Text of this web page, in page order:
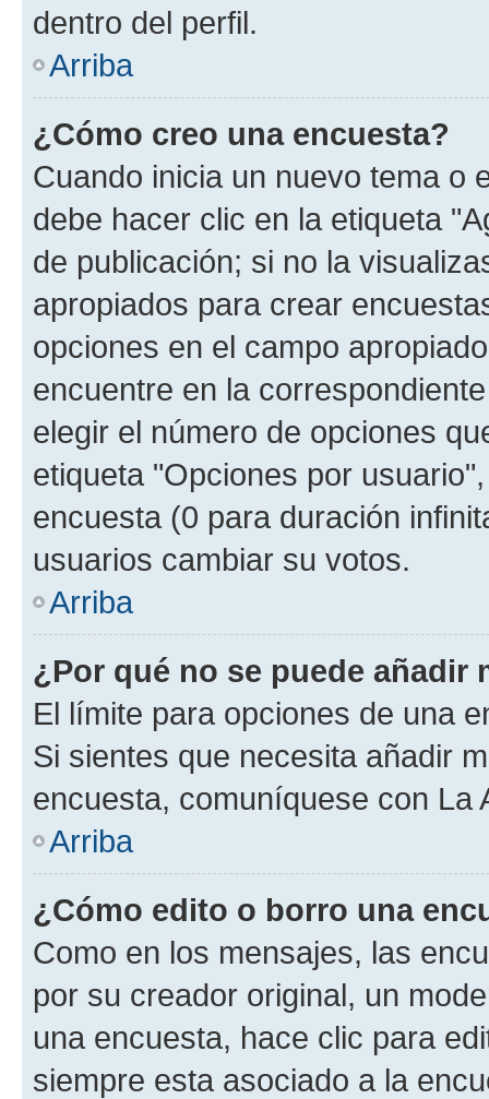
dentro del perfil.
Arriba
¿Cómo creo una encuesta?
Cuando inicia un nuevo tema o
debe hacer clic en la etiqueta
de publicación; si no la
apropiados para crear
opciones en el campo
encuentre en la
elegir el número de opciones
etiqueta "Opciones por
encuesta (0 para duración
usuarios cambiar su votos.
Arriba
¿Por qué no se puede añadir
El límite para opciones de una
Si sientes que necesita añadir
encuesta, comuníquese con La
Arriba
¿Cómo edito o borro una
Como en los mensajes, las
por su creador original, un
una encuesta, hace clic para
siempre esta asociado a la